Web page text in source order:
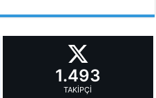
1.493
TAKIPÇI